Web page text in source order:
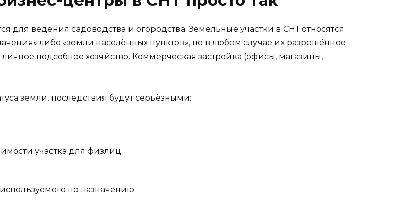
для ведения садоводства и огородства. Земельные участки в СНТ относятся
либо «земли населённых пунктов», но в любом случае их разрешённое
подсобное хозяйство. Коммерческая застройка (офисы, магазины,
земли, последствия будут серьёзными:
участка для физлиц;
по назначению.